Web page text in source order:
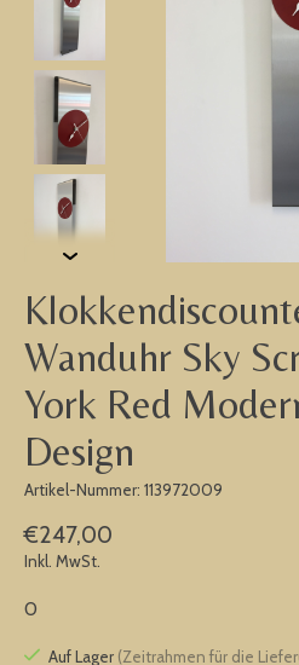
Wanduhr Sky
York Red
Design
Artikel-Nummer: 113972009
€247,00
Inkl. MwSt.
0
Auf Lager (Zeitrahmen für die